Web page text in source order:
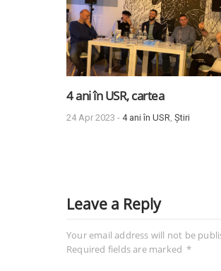
4 ani în USR, cartea
24 Apr 2023 - 4 ani în USR Știri
Leave a Reply
Your email address will not be
Required fields are marked *